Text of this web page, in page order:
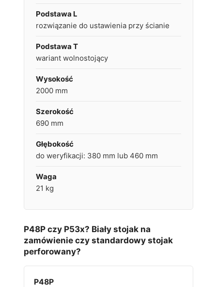
Podstawa L
rozwiązanie do ustawienia przy ścianie
Podstawa T
wariant wolnostojący
Wysokość
2000 mm
Szerokość
690 mm
Głębokość
do weryfikacji: 380 mm lub 460 mm
Waga
21 kg
P48P czy P53x? Biały stojak na
zamówienie czy standardowy stojak
perforowany?
P48P